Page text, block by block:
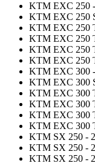
KTM EXC 250
KTM EXC 250
KTM EXC 250
KTM EXC 250
KTM EXC 250
KTM EXC 250
KTM EXC 300
KTM EXC 300
KTM EXC 300
KTM EXC 300
KTM EXC 300
KTM EXC 300
KTM SX 250 -
KTM SX 250 -
KTM SX 250 -